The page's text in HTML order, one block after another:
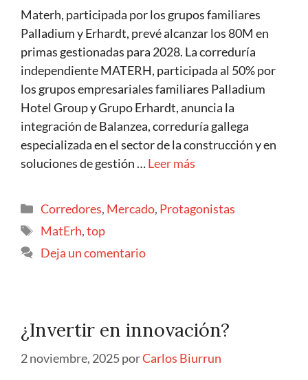
Materh, participada por los grupos familiares
Palladium y Erhardt, prevé alcanzar los 80M en
primas gestionadas para 2028. La correduría
independiente MATERH, participada al 50% por
los grupos empresariales familiares Palladium
Hotel Group y Grupo Erhardt, anuncia la
integración de Balanzea, correduría gallega
especializada en el sector de la construcción y en
soluciones de gestión …Leer más
Corredores, Mercado, Protagonistas
MatErh,top
Deja un comentario
¿Invertir en innovación?
2 noviembre, 2025porCarlos Biurrun